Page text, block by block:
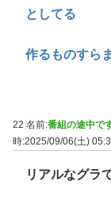
としてる
作るものすら
22 名前:番組の途中で
時:2025/09/06(土)
リアルなグラ